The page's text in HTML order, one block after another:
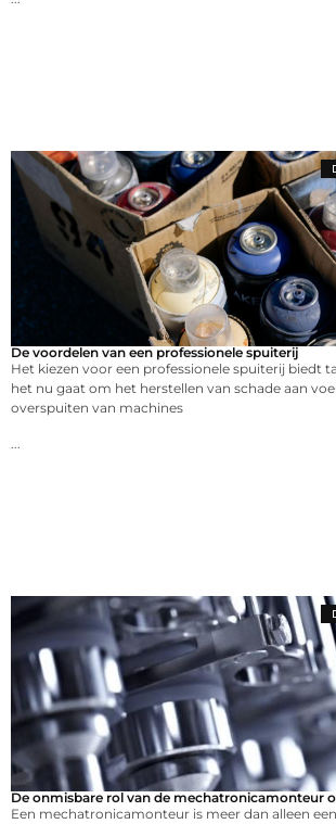
De voordelen van een professionele spuiterij
Het kiezen voor een professionele spuiterij biedt
het nu gaat om het herstellen van schade aan
overspuiten van machines
De onmisbare rol van de mechatronicamonteur
Een mechatronicamonteur is meer dan alleen